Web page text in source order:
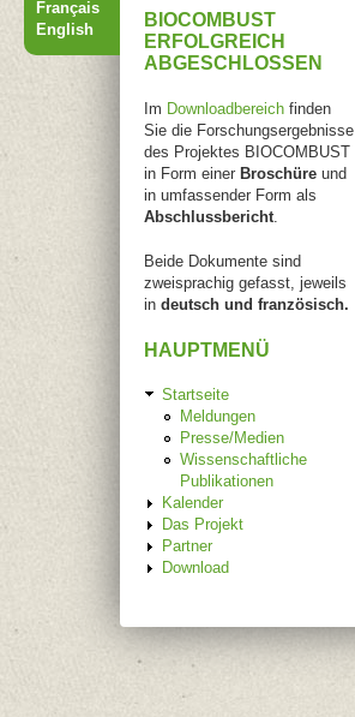
BIOCOMBUST
ERFOLGREICH
ABGESCHLOSSEN
Im Downloadbereich finden
Sie die Forschungsergebnisse
des Projektes BIOCOMBUST
in Form einer Broschüre und
in umfassender Form als
Abschlussbericht
Beide Dokumente sind
zweisprachig gefasst, jeweils
in deutsch und französisch.
HAUPTMENÜ
Startseite
Meldungen
Presse/Medien
Wissenschaftliche
Publikationen
Kalender
Das Projekt
Partner
Download
Français
English